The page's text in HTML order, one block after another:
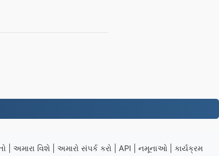
| અમારા વિશે| અમારો સંપર્ક કરો| API નમૂનાઓ| કાર્યક્રમ